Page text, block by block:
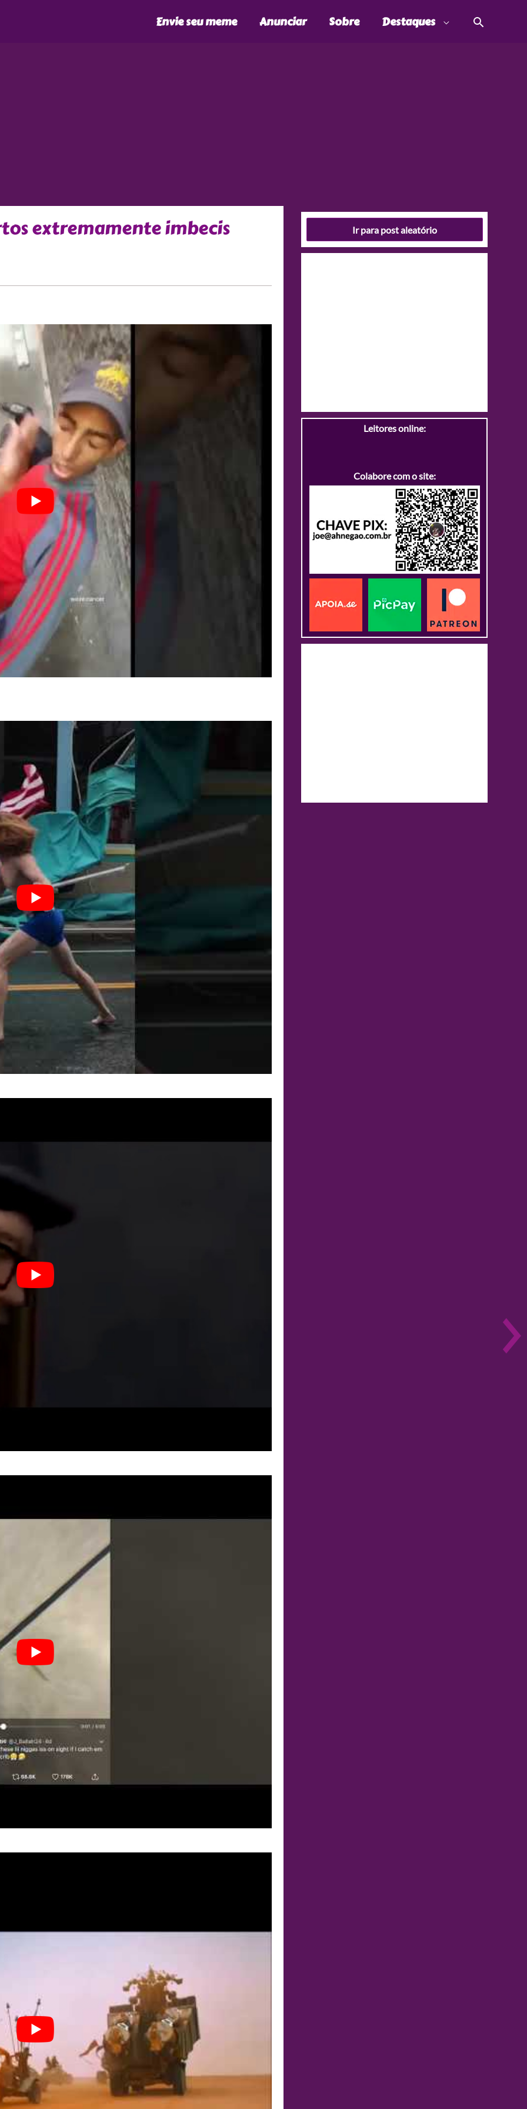
Envie seu meme Anunciar Sobre Destaques
extremamente imbecis Ir para post aleatório
Leitores online:
Colabore com o site: